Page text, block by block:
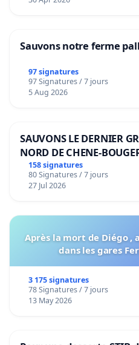
Sauvons notre ferme
97 signatures
97 Signatures / 7 jours
5 Aug 2026
SAUVONS LE DERNIER
NORD DE CHENE-
158 signatures
80 Signatures / 7 jours
27 Jul 2026
Après la mort de Diégo ,
dans les gares
3 175 signatures
78 Signatures / 7 jours
13 May 2026